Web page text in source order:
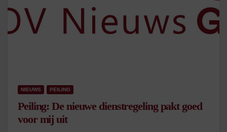
NIEUWS PEILING
Peiling: De nieuwe dienstregeling pakt goed
voor mij uit